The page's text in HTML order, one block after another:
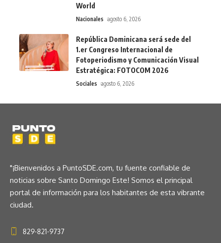
World
Nacionales agosto 6, 2026
República Dominicana será sede del
1.er Congreso Internacional de
Fotoperiodismo y Comunicación Visual
Estratégica: FOTOCOM 2026
Sociales agosto 6, 2026
"¡Bienvenidos a PuntoSDE.com, tu fuente confiable de
noticias sobre Santo Domingo Este! Somos el principal
portal de información para los habitantes de esta vibrante
ciudad.
829-821-9737